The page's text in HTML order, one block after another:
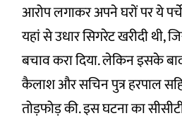
आरोप लगाकर अपने घरों पर ये
यहां से उधार सिगरेट खरीदी थी,
बचाव करा दिया. लेकिन इसके
कैलाश और सचिन पुत्र हरपाल
तोड़फोड़ की. इस घटना का